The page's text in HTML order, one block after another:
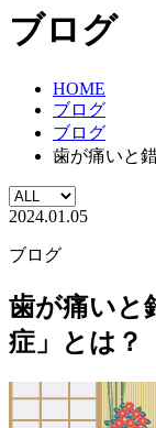
ブログ
HOME
ブログ
ブログ
歯が痛いと
2024.01.05
ブログ
歯が痛いと
症」とは？